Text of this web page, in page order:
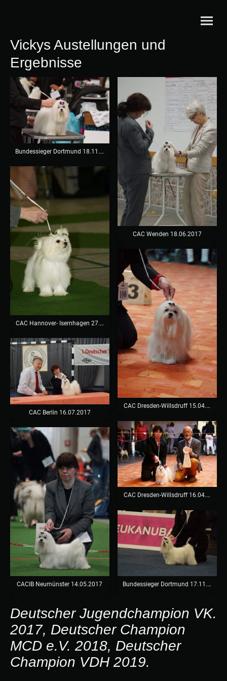
Vickys Austellungen und
Ergebnisse
Bundessieger Dortmund 18.11.2018
CAC Hannover- Isernhagen 27.08.2016
CAC Berlin 16.07.2017
CACIB Neumünster 14.05.2017
CAC Wenden 18.06.2017
CAC Dresden-Willsdruff 15.04.2017
CAC Dresden-Willsdruff 16.04.2017
Bundessieger Dortmund 17.11.2018
Deutscher Jugendchampion VK.
2017, Deutscher Champion
MCD e.V. 2018, Deutscher
Champion VDH 2019.